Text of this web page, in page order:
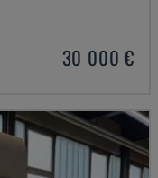
30 000 €